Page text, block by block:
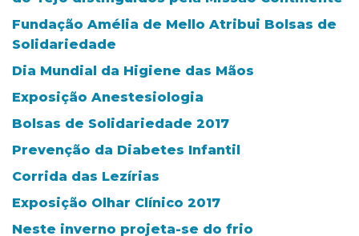
Fundação Amélia de Mello Atribui Bolsas de
Solidariedade
Dia Mundial da Higiene das Mãos
Exposição Anestesiologia
Bolsas de Solidariedade 2017
Prevenção da Diabetes Infantil
Corrida das Lezírias
Exposição Olhar Clínico 2017
Neste inverno projeta-se do frio